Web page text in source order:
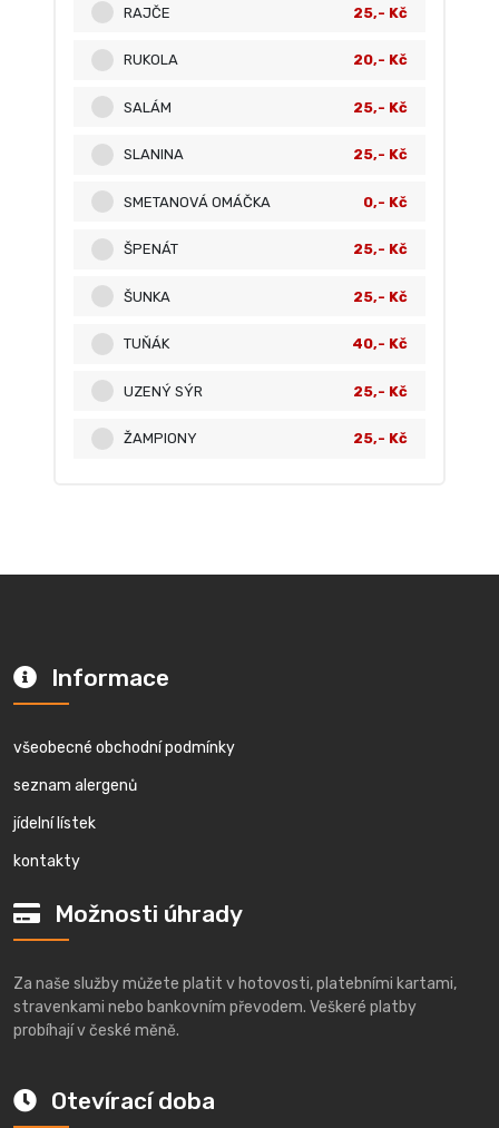
RAJČE 25,- Kč
RUKOLA 20,- Kč
SALÁM 25,- Kč
SLANINA 25,- Kč
SMETANOVÁ OMÁČKA 0,- Kč
ŠPENÁT 25,- Kč
ŠUNKA 25,- Kč
TUŇÁK 40,- Kč
UZENÝ SÝR 25,- Kč
ŽAMPIONY 25,- Kč
Informace
všeobecné obchodní podmínky
seznam alergenů
jídelní lístek
kontakty
Možnosti úhrady
Za naše služby můžete platit v hotovosti, platebními kartami,
stravenkami nebo bankovním převodem. Veškeré platby
probíhají v české měně.
Otevírací doba